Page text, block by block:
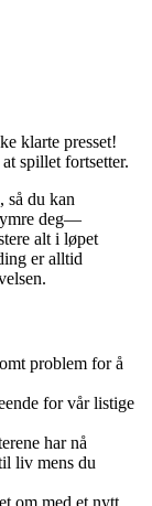
klarte presset!
spillet fortsetter.
så du kan
deg—
alt i løpet
er alltid
problem for å
for vår listige
har nå
liv mens du
om med et nytt